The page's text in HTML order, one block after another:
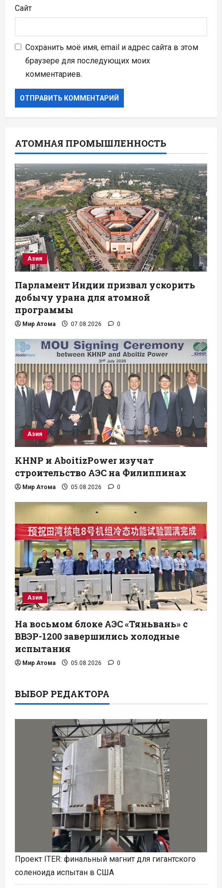
Сайт
Сохранить моё имя, email и адрес сайта в этом
браузере для последующих моих
комментариев.
АТОМНАЯ ПРОМЫШЛЕННОСТЬ
Азия
Парламент Индии призвал ускорить
добычу урана для атомной
программы
Мир Атома 07.08.2026 0
Азия
KHNP и AboitizPower изучат
строительство АЭС на Филиппинах
Мир Атома 05.08.2026 0
Азия
На восьмом блоке АЭС «Тяньвань» с
ВВЭР-1200 завершились холодные
испытания
Мир Атома 05.08.2026 0
ВЫБОР РЕДАКТОРА
Проект ITER: финальный магнит для гигантского
соленоида испытан в США